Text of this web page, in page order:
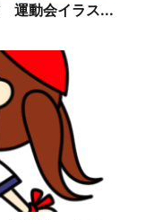
運動会イラス...